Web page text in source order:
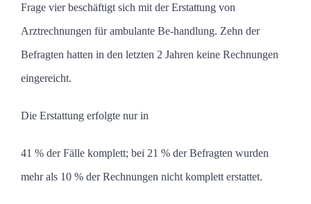
Frage vier beschäftigt sich mit der Erstattung von
Arztrechnungen für ambulante Be-handlung. Zehn der
Befragten hatten in den letzten 2 Jahren keine Rechnungen
eingereicht.
Die Erstattung erfolgte nur in
41 % der Fälle komplett; bei 21 % der Befragten wurden
mehr als 10 % der Rechnungen nicht komplett erstattet.